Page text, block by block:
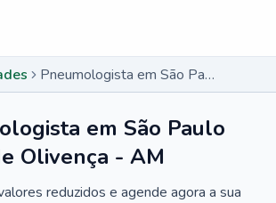
Pneumologista em São Paulo de Olivença - AM
em São Paulo
Olivença - AM
reduzidos e agende agora a sua